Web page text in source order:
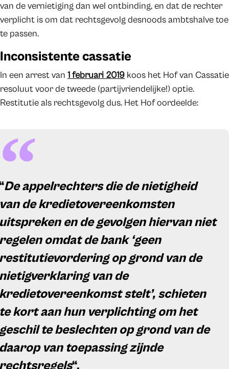
van de vernietiging dan wel ontbinding, en dat de rechter
verplicht is om dat rechtsgevolg desnoods ambtshalve toe
te passen.
Inconsistente cassatie
In een arrest van 1 februari 2019 koos het Hof van Cassatie
resoluut voor de tweede (partijvriendelijke!) optie.
Restitutie als rechtsgevolg dus. Het Hof oordeelde:
De appelrechters die de nietigheid
de kredietovereenkomsten
en de gevolgen hiervan niet
omdat de bank ‘geen
op grond van de
van de
stelt’, schieten
kort aan hun verplichting om het
te beslechten op grond van de
van toepassing zijnde
“.